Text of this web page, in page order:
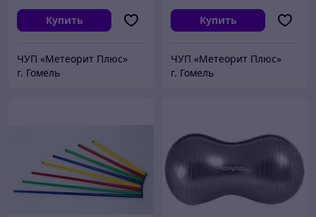
Купить
ЧУП «Метеорит Плюс»
г. Гомель
Купить
ЧУП «Метеорит Плюс»
г. Гомель